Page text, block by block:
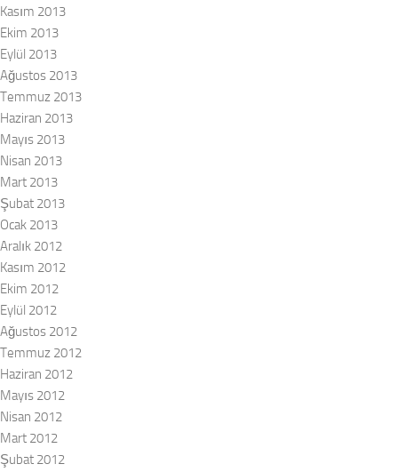
Kasım 2013
Ekim 2013
Eylül 2013
Ağustos 2013
Temmuz 2013
Haziran 2013
Mayıs 2013
Nisan 2013
Mart 2013
Şubat 2013
Ocak 2013
Aralık 2012
Kasım 2012
Ekim 2012
Eylül 2012
Ağustos 2012
Temmuz 2012
Haziran 2012
Mayıs 2012
Nisan 2012
Mart 2012
Şubat 2012